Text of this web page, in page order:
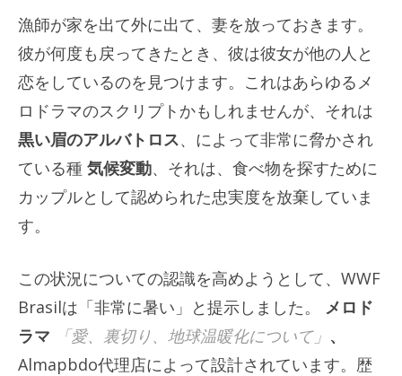
漁師が家を出て外に出て、妻を放っておきます。
彼が何度も戻ってきたとき、彼は彼女が他の人と
恋をしているのを見つけます。これはあらゆるメ
ロドラマのスクリプトかもしれませんが、それは
黒い眉のアルバトロス、によって非常に脅かされ
ている種 気候変動、それは、食べ物を探すために
カップルとして認められた忠実度を放棄していま
す。
この状況についての認識を高めようとして、WWF
Brasilは「非常に暑い」と提示しました。
メロド
ラマ
「愛、裏切り、地球温暖化について」 、
Almapbdo代理店によって設計されています。歴